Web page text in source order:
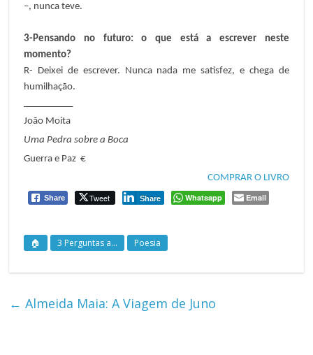
–, nunca teve.
3-Pensando no futuro: o que está a escrever neste
momento?
R- Deixei de escrever. Nunca nada me satisfez, e chega de
humilhação.
João Moita
Uma Pedra sobre a Boca
Guerra e Paz €
COMPRAR O LIVRO
Share Tweet Share Whatsapp Email
🏠 3 Perguntas a... Poesia
← Almeida Maia: A Viagem de Juno